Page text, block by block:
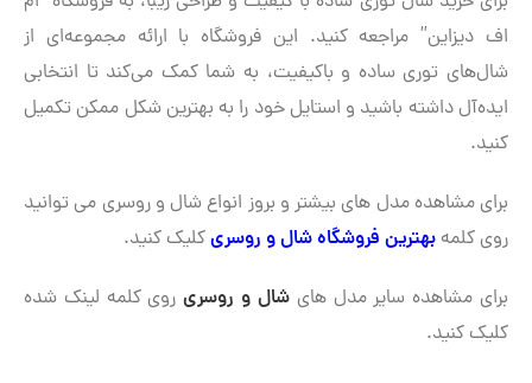
اف دیزاین” مراجعه کنید. این فروشگاه با ارائه مجموعه‌ای از
شال‌های توری ساده و باکیفیت، به شما کمک می‌کند تا انتخابی
ایده‌آل داشته باشید و استایل خود را به بهترین شکل ممکن تکمیل
کنید.
برای مشاهده مدل های بیشتر و بروز انواع شال و روسری می توانید
روی کلمه بهترین فروشگاه شال و روسریکلیک کنید.
برای مشاهده سایر مدل هایشال و روسریروی کلمه لینک شده
کلیک کنید.